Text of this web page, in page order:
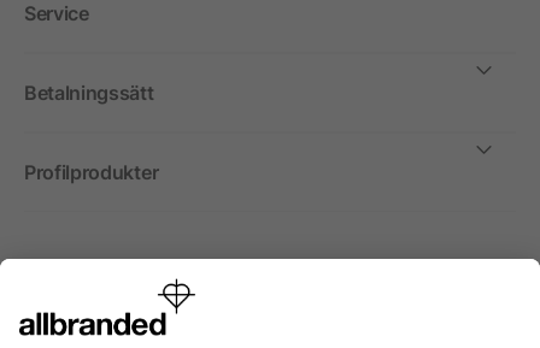
Service
Betalningssätt
Profilprodukter
Internationellt